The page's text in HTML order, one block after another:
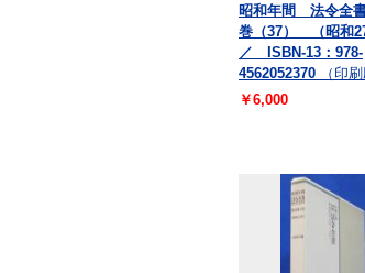
昭和年間 法令全
巻（37） （昭和27
／ ISBN-13：978-
4562052370
（印
￥6,000